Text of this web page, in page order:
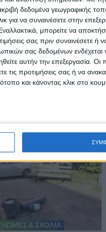
δεδομένα γεωγραφικής
να συναινέσετε στην
μπορείτε να
σας πριν συναινέσετε ή
σας δεδομένων ενδέχεται
αυτήν την επεξεργασία. Οι
τις προτιμήσεις σας ή να
και κάνοντας κλικ στο
& ΣΧΟΛΙΑ